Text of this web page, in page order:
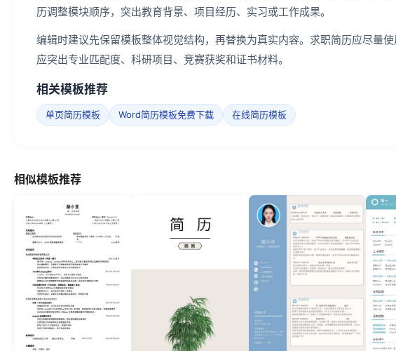
历调整模块顺序，突出教育背景、项目经历、实习或工作成果。
编辑时建议先保留模板整体视觉结构，再替换为真实内容。求职简历应尽量
应突出专业匹配度、科研项目、竞赛获奖和证书材料。
相关模板推荐
单页简历模板 Word简历模板免费下载 在线简历模板
相似模板推荐